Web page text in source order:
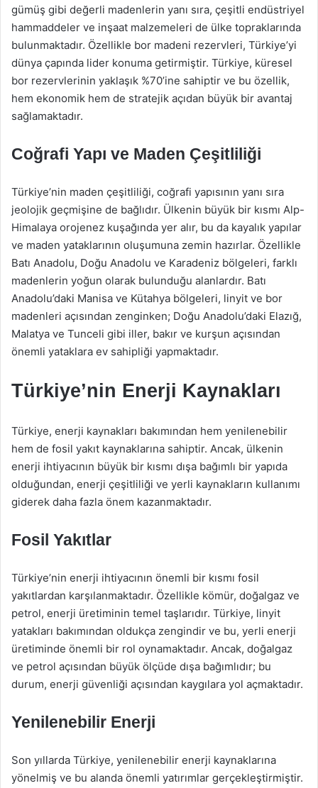
gümüş gibi değerli madenlerin yanı sıra, çeşitli endüstriyel
hammaddeler ve inşaat malzemeleri de ülke topraklarında
bulunmaktadır. Özellikle bor madeni rezervleri, Türkiye’yi
dünya çapında lider konuma getirmiştir. Türkiye, küresel
bor rezervlerinin yaklaşık %70’ine sahiptir ve bu özellik,
hem ekonomik hem de stratejik açıdan büyük bir avantaj
sağlamaktadır.
Coğrafi Yapı ve Maden Çeşitliliği
Türkiye’nin maden çeşitliliği, coğrafi yapısının yanı sıra
jeolojik geçmişine de bağlıdır. Ülkenin büyük bir kısmı Alp-
Himalaya orojenez kuşağında yer alır, bu da kayalık yapılar
ve maden yataklarının oluşumuna zemin hazırlar. Özellikle
Batı Anadolu, Doğu Anadolu ve Karadeniz bölgeleri, farklı
madenlerin yoğun olarak bulunduğu alanlardır. Batı
Anadolu’daki Manisa ve Kütahya bölgeleri, linyit ve bor
madenleri açısından zenginken; Doğu Anadolu’daki Elazığ,
Malatya ve Tunceli gibi iller, bakır ve kurşun açısından
önemli yataklara ev sahipliği yapmaktadır.
Türkiye’nin Enerji Kaynakları
Türkiye, enerji kaynakları bakımından hem yenilenebilir
hem de fosil yakıt kaynaklarına sahiptir. Ancak, ülkenin
enerji ihtiyacının büyük bir kısmı dışa bağımlı bir yapıda
olduğundan, enerji çeşitliliği ve yerli kaynakların kullanımı
giderek daha fazla önem kazanmaktadır.
Fosil Yakıtlar
Türkiye’nin enerji ihtiyacının önemli bir kısmı fosil
yakıtlardan karşılanmaktadır. Özellikle kömür, doğalgaz ve
petrol, enerji üretiminin temel taşlarıdır. Türkiye, linyit
yatakları bakımından oldukça zengindir ve bu, yerli enerji
üretiminde önemli bir rol oynamaktadır. Ancak, doğalgaz
ve petrol açısından büyük ölçüde dışa bağımlıdır; bu
durum, enerji güvenliği açısından kaygılara yol açmaktadır.
Yenilenebilir Enerji
Son yıllarda Türkiye, yenilenebilir enerji kaynaklarına
yönelmiş ve bu alanda önemli yatırımlar gerçekleştirmiştir.